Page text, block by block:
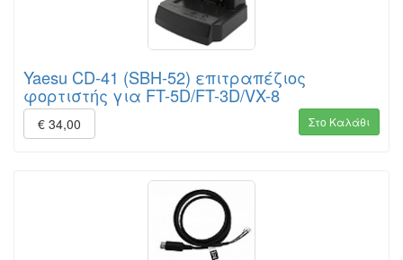
Yaesu CD-41 (SBH-52) επιτραπέζιος
φορτιστής για FT-5D/FT-3D/VX-8
€ 34,00 Στο Καλάθι